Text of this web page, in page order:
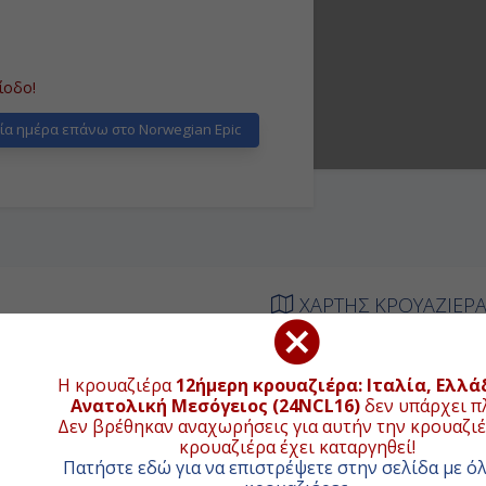
Η κρουαζιέρα12ήμερη κρουαζιέρα: Ιταλία,
Ανατολική Μεσόγειος (24NCL16)δεν υπάρχει
Δεν βρέθηκαν αναχωρήσεις για αυτήν την
κρουαζιέρα έχει καταργηθεί!
Πατήστε εδώ για να επιστρέψετε στην σελίδα με
υφαντουργίας, μηχανουργίας,
της χώρας, με σύγχρονες λιμενικές
ημέρα επάνω στο Norwegian Epic
17:00
18:00
ΧΑΡΤΗΣ
+
−